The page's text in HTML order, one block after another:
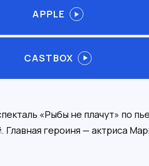
APPLE
CASTBOX
«Рыбы не плачут» по
героиня — актриса